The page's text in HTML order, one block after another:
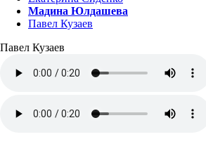
Мадина Юлдашева
Павел Кузаев
Павел Кузаев